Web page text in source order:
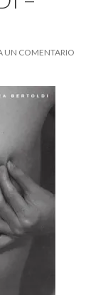
UN COMENTARIO